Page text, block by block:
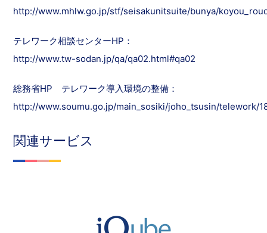
http://www.mhlw.go.jp/stf/seisakunitsuite/bunya/
テレワーク相談センターHP：
http://www.tw-sodan.jp/qa/qa02.html#qa02
総務省HP テレワーク導入環境の整備：
http://www.soumu.go.jp/main_sosiki/joho_tsusin/telework/
関連サービス